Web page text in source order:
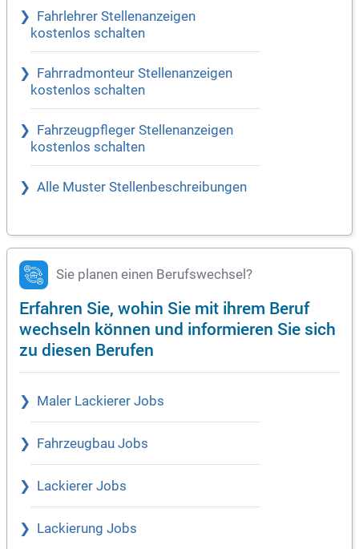
Fahrlehrer Stellenanzeigen
kostenlos schalten
Fahrradmonteur Stellenanzeigen
kostenlos schalten
Fahrzeugpfleger Stellenanzeigen
kostenlos schalten
Alle Muster Stellenbeschreibungen
Sie planen einen Berufswechsel?
Erfahren Sie, wohin Sie mit ihrem Beruf
wechseln können und informieren Sie sich
zu diesen Berufen
Maler Lackierer Jobs
Fahrzeugbau Jobs
Lackierer Jobs
Lackierung Jobs